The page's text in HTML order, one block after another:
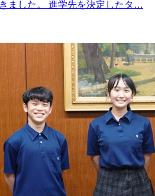
ました。 進学先を決定したタ…